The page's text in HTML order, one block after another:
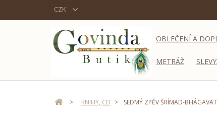
CZK
OBLEČENÍ A
METRÁŽ
> KNIHY, CD > SEDMÝ ZPĚV ŠRÍMAD-